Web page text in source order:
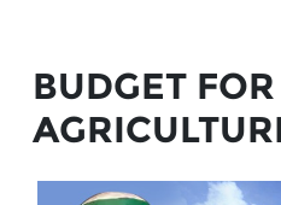
BUDGET FOR